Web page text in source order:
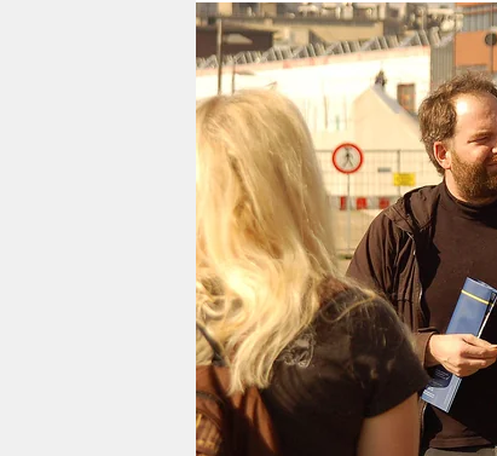
berlin
nord
wahrheit
verlag
verlag
veranstaltungen
shop
fragen & hilfe
unterstützen